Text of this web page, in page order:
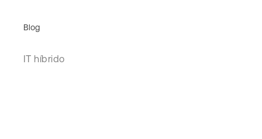
Blog
IT híbrido